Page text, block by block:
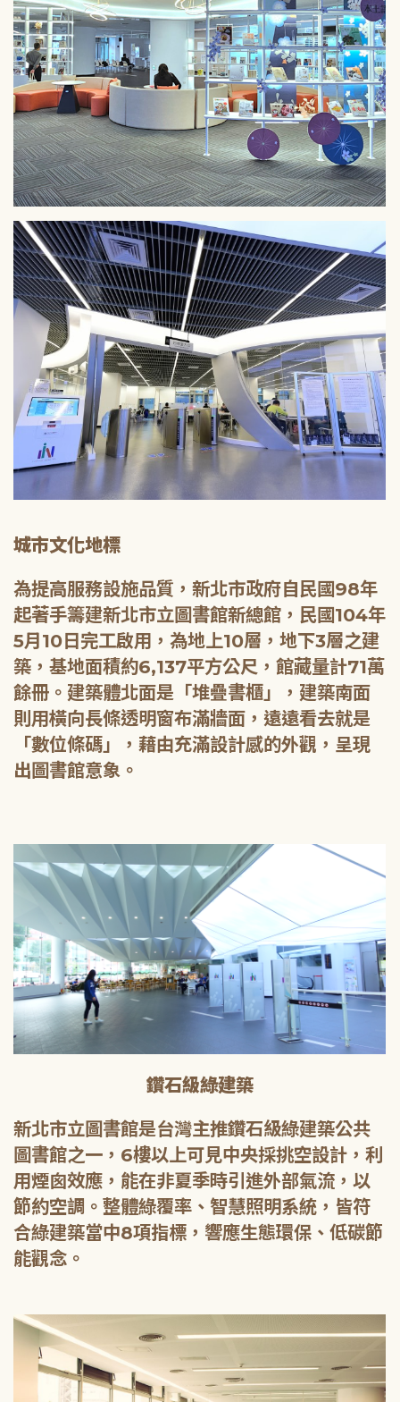
城市文化地標
為提高服務設施品質，新北市政府自民國98年
起著手籌建新北市立圖書館新總館，民國104年
5月10日完工啟用，為地上10層，地下3層之建
築，基地面積約6,137平方公尺，館藏量計71萬
餘冊。建築體北面是「堆疊書櫃」，建築南面
則用橫向長條透明窗布滿牆面，遠遠看去就是
「數位條碼」，藉由充滿設計感的外觀，呈現
出圖書館意象。
鑽石級綠建築
新北市立圖書館是台灣主推鑽石級綠建築公共
圖書館之一，6樓以上可見中央採挑空設計，利
用煙囪效應，能在非夏季時引進外部氣流，以
節約空調。整體綠覆率、智慧照明系統，皆符
合綠建築當中8項指標，響應生態環保、低碳節
能觀念。